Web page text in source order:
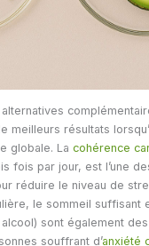
meilleurs résultats
globale. La cohérence
fois par jour, est l’une
réduire le niveau de
le sommeil suffisant
sont également
souffrant d’anxiété